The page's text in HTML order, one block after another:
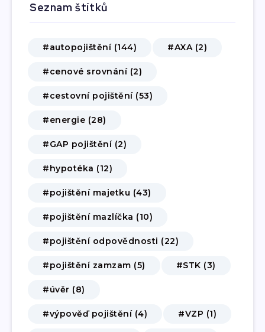
Seznam štítků
#autopojištění (144) #AXA (2)
#cenové srovnání (2)
#cestovní pojištění (53)
#energie (28)
#GAP pojištění (2)
#hypotéka (12)
#pojištění majetku (43)
#pojištění mazlíčka (10)
#pojištění odpovědnosti (22)
#pojištění zamzam (5) #STK (3)
#úvěr (8)
#výpověď pojištění (4) #VZP (1)